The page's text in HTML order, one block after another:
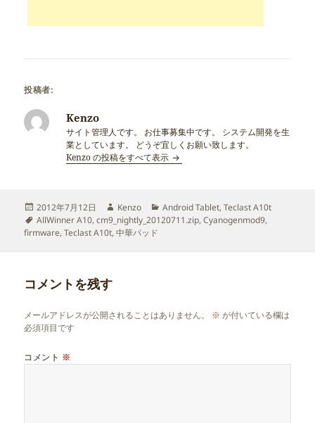
投稿者:
Kenzo
サイト管理人です。 お仕事募集中です。 システム開発を生
業としています。 どうぞ宜しくお願い致します。
Kenzo の投稿をすべて表示
投
稿
日:
2012年7月12日
作
成
者
Kenzo
カ
テ
Android Tablet,Teclast A10t
タ
グ
AllWinner A10,cm9_nightly_20120711.zip,Cyanogenmod9,
firmware,Teclast A10t,中華パッド
コメントを残す
メールアドレスが公開されることはありません。 ※ が付いている欄は
必須項目です
コメント ※